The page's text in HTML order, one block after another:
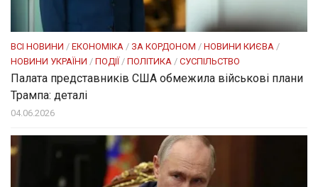
ВСІ НОВИНИ / ЕКОНОМІКА / ЗА КОРДОНОМ / НОВИНИ КИЄВА /
НОВИНИ УКРАЇНИ / ПОДІЇ/ ПОЛІТИКА / СУСПІЛЬСТВО
Палата представників США обмежила військові плани
Трампа: деталі
04.06.2026